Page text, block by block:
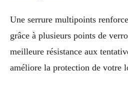
Une serrure multipoints
grâce à plusieurs points de
meilleure résistance aux
améliore la protection de votre